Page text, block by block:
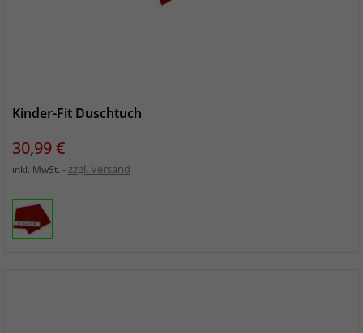
Kinder-Fit Duschtuch
Preis
30,99 €
inkl. MwSt. zzgl. Versand